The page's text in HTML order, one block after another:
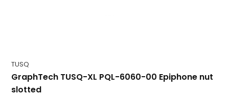
TUSQ
GraphTech TUSQ-XL PQL-6060-00 Epiphone nut
slotted